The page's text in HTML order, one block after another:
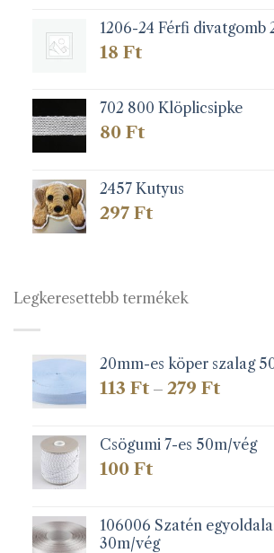
1206-24 Férfi divatgomb
18 Ft
702 800 Klöplicsipke
80 Ft
2457 Kutyus
297 Ft
Legkeresettebb termékek
20mm-es köper szalag
113 Ft – 279 Ft
279 Ft
Csögumi 7-es 50m/vég
100 Ft
106006 Szatén
30m/vég